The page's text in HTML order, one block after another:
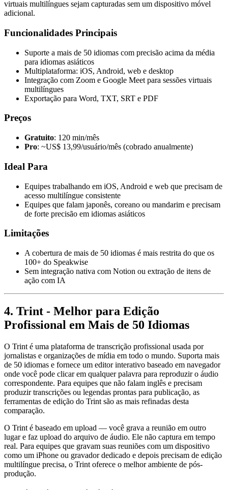
virtuais multilíngues sejam capturadas sem um dispositivo móvel
adicional.
Funcionalidades Principais
Suporte a mais de 50 idiomas com precisão acima da média
para idiomas asiáticos
Multiplataforma: iOS, Android, web e desktop
Integração com Zoom e Google Meet para sessões virtuais
multilíngues
Exportação para Word, TXT, SRT e PDF
Preços
Gratuito: 120 min/mês
Pro: ~US$ 13,99/usuário/mês (cobrado anualmente)
Ideal Para
Equipes trabalhando em iOS, Android e web que precisam de
acesso multilíngue consistente
Equipes que falam japonês, coreano ou mandarim e precisam
de forte precisão em idiomas asiáticos
Limitações
A cobertura de mais de 50 idiomas é mais restrita do que os
100+ do Speakwise
Sem integração nativa com Notion ou extração de itens de
ação com IA
4. Trint - Melhor para Edição
Profissional em Mais de 50 Idiomas
O Trint é uma plataforma de transcrição profissional usada por
jornalistas e organizações de mídia em todo o mundo. Suporta mais
de 50 idiomas e fornece um editor interativo baseado em navegador
onde você pode clicar em qualquer palavra para reproduzir o áudio
correspondente. Para equipes que não falam inglês e precisam
produzir transcrições ou legendas prontas para publicação, as
ferramentas de edição do Trint são as mais refinadas desta
comparação.
O Trint é baseado em upload — você grava a reunião em outro
lugar e faz upload do arquivo de áudio. Ele não captura em tempo
real. Para equipes que gravam suas reuniões com um dispositivo
como um iPhone ou gravador dedicado e depois precisam de edição
multilíngue precisa, o Trint oferece o melhor ambiente de pós-
produção.